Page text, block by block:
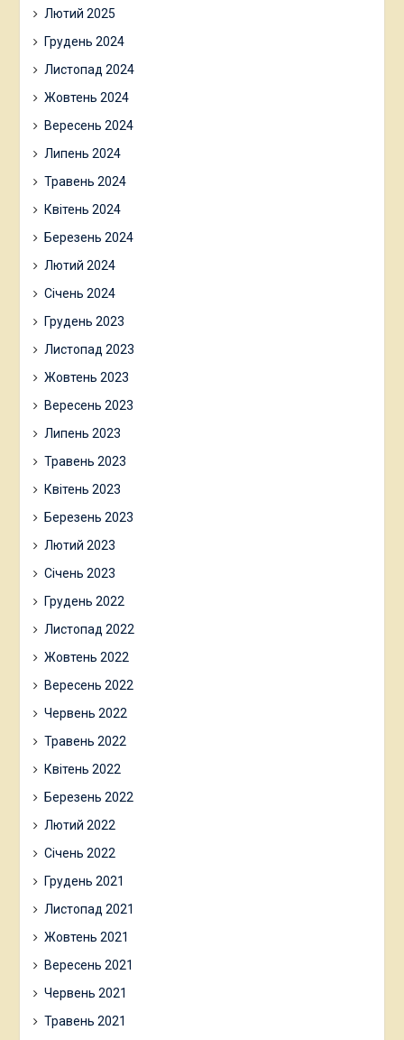
Лютий 2025
Грудень 2024
Листопад 2024
Жовтень 2024
Вересень 2024
Липень 2024
Травень 2024
Квітень 2024
Березень 2024
Лютий 2024
Січень 2024
Грудень 2023
Листопад 2023
Жовтень 2023
Вересень 2023
Липень 2023
Травень 2023
Квітень 2023
Березень 2023
Лютий 2023
Січень 2023
Грудень 2022
Листопад 2022
Жовтень 2022
Вересень 2022
Червень 2022
Травень 2022
Квітень 2022
Березень 2022
Лютий 2022
Січень 2022
Грудень 2021
Листопад 2021
Жовтень 2021
Вересень 2021
Червень 2021
Травень 2021